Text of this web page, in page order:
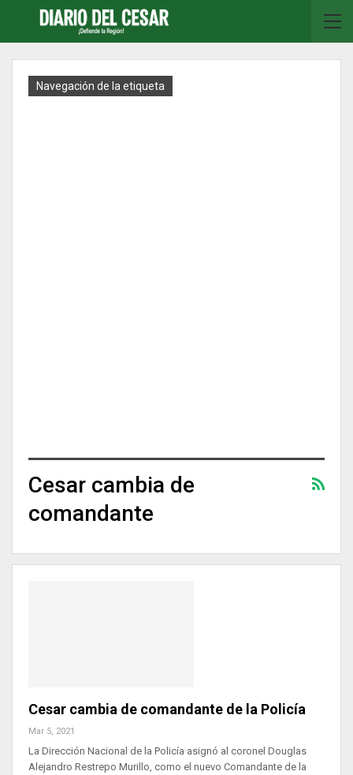
Navegación de la etiqueta
Cesar cambia de
comandante
Cesar cambia de comandante de la Policía
Mar 5, 2021
La Dirección Nacional de la Policía asignó al coronel Douglas
Alejandro Restrepo Murillo, como el nuevo Comandante de la